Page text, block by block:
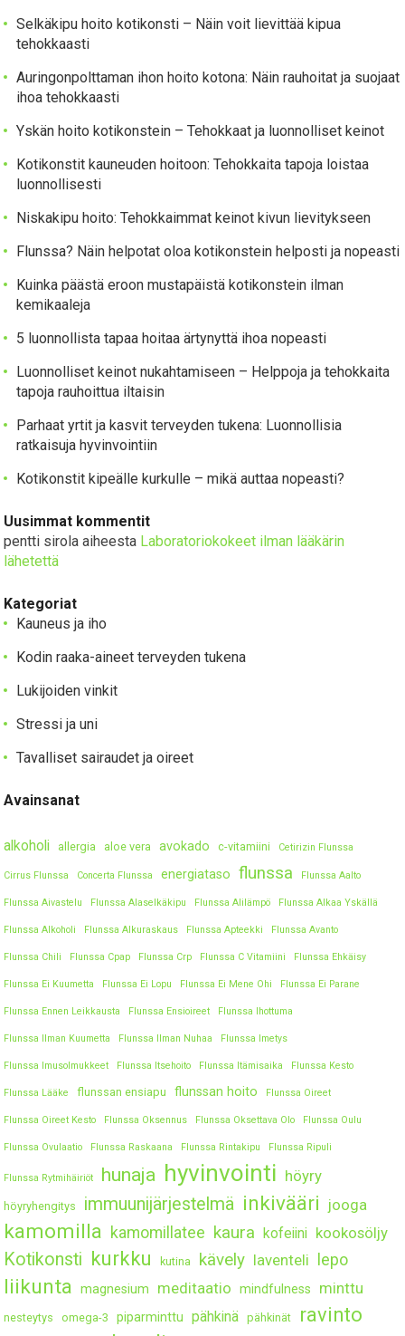
Selkäkipu hoito kotikonsti – Näin voit lievittää kipua
tehokkaasti
Auringonpolttaman ihon hoito kotona: Näin rauhoitat ja suojaat
ihoa tehokkaasti
Yskän hoito kotikonstein – Tehokkaat ja luonnolliset keinot
Kotikonstit kauneuden hoitoon: Tehokkaita tapoja loistaa
luonnollisesti
Niskakipu hoito: Tehokkaimmat keinot kivun lievitykseen
Flunssa? Näin helpotat oloa kotikonstein helposti ja nopeasti
Kuinka päästä eroon mustapäistä kotikonstein ilman
kemikaaleja
5 luonnollista tapaa hoitaa ärtynyttä ihoa nopeasti
Luonnolliset keinot nukahtamiseen – Helppoja ja tehokkaita
tapoja rauhoittua iltaisin
Parhaat yrtit ja kasvit terveyden tukena: Luonnollisia
ratkaisuja hyvinvointiin
Kotikonstit kipeälle kurkulle – mikä auttaa nopeasti?
Uusimmat kommentit
pentti sirola aiheesta Laboratoriokokeet ilman lääkärin
lähetettä
Kategoriat
Kauneus ja iho
Kodin raaka-aineet terveyden tukena
Lukijoiden vinkit
Stressi ja uni
Tavalliset sairaudet ja oireet
Avainsanat
alkoholi allergia aloe vera avokado c-vitamiini Cetirizin Flunssa
Cirrus Flunssa Concerta Flunssa energiataso flunssa Flunssa Aalto
Flunssa Aivastelu Flunssa Alaselkäkipu Flunssa Alilämpö Flunssa Alkaa Yskällä
Flunssa Alkoholi Flunssa Alkuraskaus Flunssa Apteekki Flunssa Avanto
Flunssa Chili Flunssa Cpap Flunssa Crp Flunssa C Vitamiini Flunssa Ehkäisy
Flunssa Ei Kuumetta Flunssa Ei Lopu Flunssa Ei Mene Ohi Flunssa Ei Parane
Flunssa Ennen Leikkausta Flunssa Ensioireet Flunssa Ihottuma
Flunssa Ilman Kuumetta Flunssa Ilman Nuhaa Flunssa Imetys
Flunssa Imusolmukkeet Flunssa Itsehoito Flunssa Itämisaika Flunssa Kesto
Flunssa Lääke flunssan ensiapu flunssan hoito Flunssa Oireet
Flunssa Oireet Kesto Flunssa Oksennus Flunssa Oksettava Olo Flunssa Oulu
Flunssa Ovulaatio Flunssa Raskaana Flunssa Rintakipu Flunssa Ripuli
Flunssa Rytmihäiriöt hunaja hyvinvointi höyry
höyryhengitys immuunijärjestelmä inkivääri jooga
kamomilla kamomillatee kaura kofeiini kookosöljy
Kotikonsti kurkku kutina kävely laventeli lepo
liikunta magnesium meditaatio mindfulness minttu
nesteytys omega-3 piparminttu pähkinä pähkinät ravinto